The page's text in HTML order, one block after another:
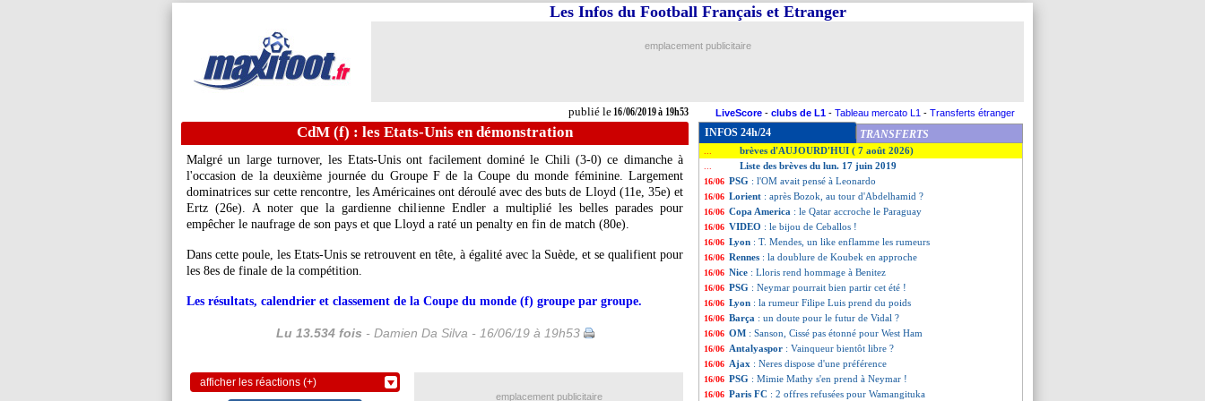
publié le16/06/2019 à 19h53
Les Infos du Football Français et Etranger
emplacement publicitaire
LiveScore - clubs de L1 - Tableau mercato L1 - Transferts étranger
CdM (f) : les Etats-Unis en démonstration
Malgré un large turnover, les Etats-Unis ont facilement dominé le Chili (3-0) ce dimanche à
l'occasion de la deuxième journée du Groupe F de la Coupe du monde féminine. Largement
dominatrices sur cette rencontre, les Américaines ont déroulé avec des buts de Lloyd (11e, 35e) et
Ertz (26e). A noter que la gardienne chilienne Endler a multiplié les belles parades pour
empêcher le naufrage de son pays et que Lloyd a raté un penalty en fin de match (80e).
Dans cette poule, les Etats-Unis se retrouvent en tête, à égalité avec la Suède, et se qualifient pour
les 8es de finale de la compétition.
Les résultats, calendrier et classement de la Coupe du monde (f) groupe par groupe.
Lu 13.534 fois - Damien Da Silva - 16/06/19 à 19h53
afficher les réactions (+)
INFOS 24h/24 TRANSFERTS
brèves d'AUJOURD'HUI ( 7 août 2026)
Liste des brèves du lun. 17 juin 2019
16/06 PSG : l'OM avait pensé à Leonardo
16/06 Lorient : après Bozok, au tour d'Abdelhamid ?
16/06 Copa America : le Qatar accroche le Paraguay
16/06 VIDEO : le bijou de Ceballos !
16/06 Lyon : T. Mendes, un like enflamme les rumeurs
16/06 Rennes : la doublure de Koubek en approche
16/06 Nice : Lloris rend hommage à Benitez
16/06 PSG : Neymar pourrait bien partir cet été !
16/06 Lyon : la rumeur Filipe Luis prend du poids
16/06 Barça : un doute pour le futur de Vidal ?
16/06 OM : Sanson, Cissé pas étonné pour West Ham
16/06 Antalyaspor : Vainqueur bientôt libre ?
16/06 Ajax : Neres dispose d'une préférence
16/06 PSG : Mimie Mathy s'en prend à Neymar !
16/06 Paris FC : 2 offres refusées pour Wamangituka
emplacement publicitaire